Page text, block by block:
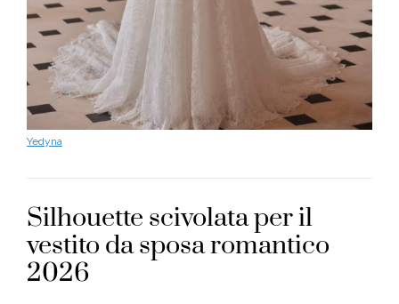
Yedyna
Silhouette scivolata per il
vestito da sposa romantico
2026